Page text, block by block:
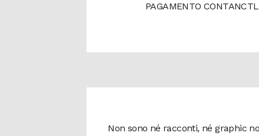
PAGAMENTO
Non sono né racconti, né graphic